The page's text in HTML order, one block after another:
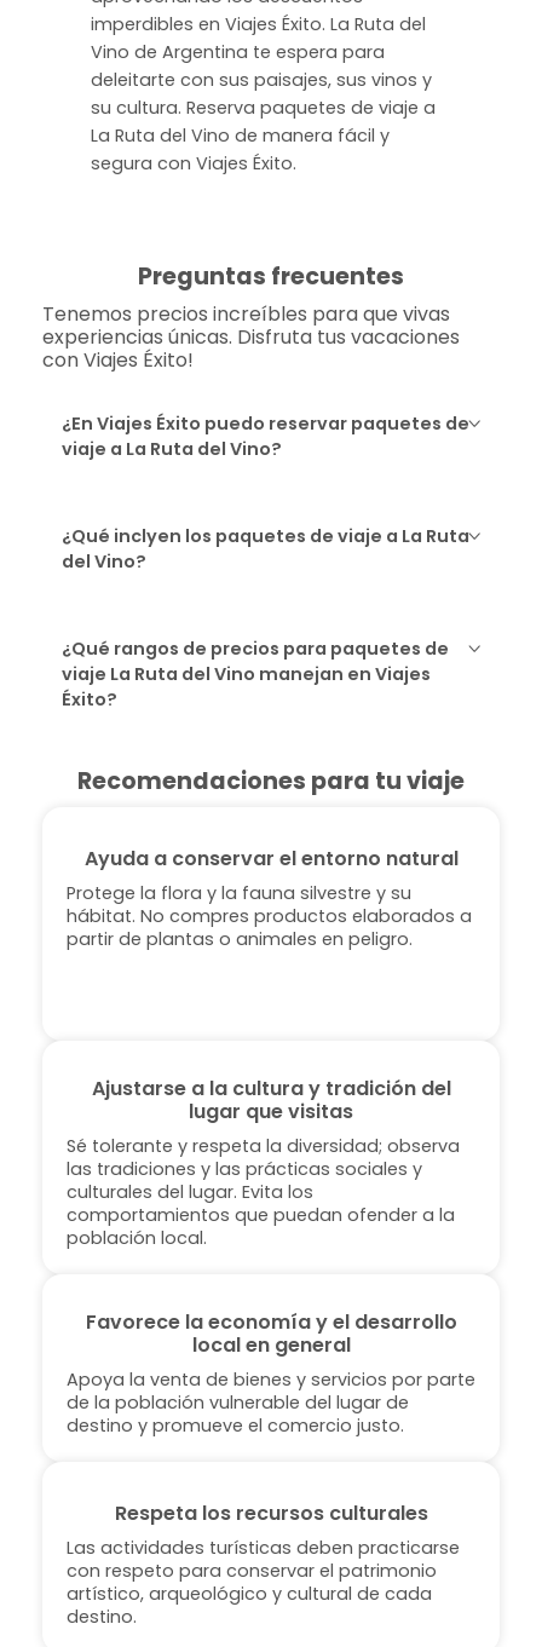
imperdibles en Viajes Éxito. La Ruta del
Vino de Argentina te espera para
deleitarte con sus paisajes, sus vinos y
su cultura. Reserva paquetes de viaje a
La Ruta del Vino de manera fácil y
segura con Viajes Éxito.
Preguntas frecuentes
Tenemos precios increíbles para que vivas
experiencias únicas. Disfruta tus vacaciones
con Viajes Éxito!
¿En Viajes Éxito puedo reservar paquetes de
viaje a La Ruta del Vino?
¿Qué inclyen los paquetes de viaje a La Ruta
del Vino?
¿Qué rangos de precios para paquetes de
viaje La Ruta del Vino manejan en Viajes
Éxito?
Recomendaciones para tu viaje
Ayuda a conservar el entorno natural
Protege la flora y la fauna silvestre y su
hábitat. No compres productos elaborados a
partir de plantas o animales en peligro.
Ajustarse a la cultura y tradición del
lugar que visitas
Sé tolerante y respeta la diversidad; observa
las tradiciones y las prácticas sociales y
culturales del lugar. Evita los
comportamientos que puedan ofender a la
población local.
Favorece la economía y el desarrollo
local en general
Apoya la venta de bienes y servicios por parte
de la población vulnerable del lugar de
destino y promueve el comercio justo.
Respeta los recursos culturales
Las actividades turísticas deben practicarse
con respeto para conservar el patrimonio
artístico, arqueológico y cultural de cada
destino.